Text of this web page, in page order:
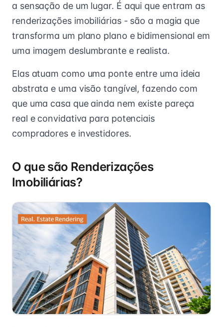
a sensação de um lugar. É aqui que entram as
renderizações imobiliárias - são a magia que
transforma um plano plano e bidimensional em
uma imagem deslumbrante e realista.
Elas atuam como uma ponte entre uma ideia
abstrata e uma visão tangível, fazendo com
que uma casa que ainda nem existe pareça
real e convidativa para potenciais
compradores e investidores.
O que são Renderizações
Imobiliárias?